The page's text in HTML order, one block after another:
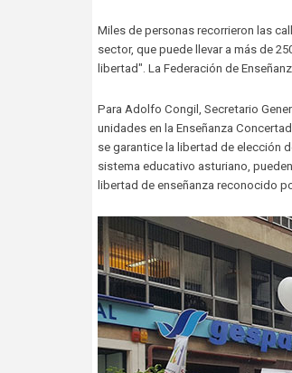
Miles de personas recorrieron las
sector, que puede llevar a más de
libertad". La Federación de
Para Adolfo Congil, Secretario
unidades en la Enseñanza
se garantice la libertad de elección
sistema educativo asturiano,
libertad de enseñanza reconocido